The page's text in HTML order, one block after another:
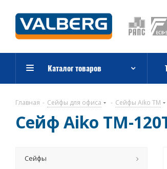
Каталог товаров
Главная - Сейфы для офиса - Сейфы Aiko TM
Сейф Aiko TM-
Сейфы